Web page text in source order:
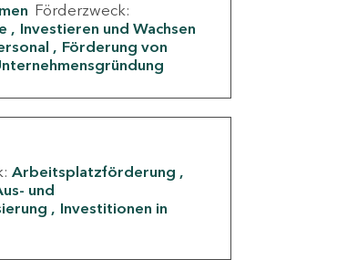
Förderzweck:
Investieren und Wachsen
Förderung von
Arbeitsplatzförderung
und
Investitionen in